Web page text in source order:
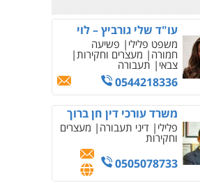
עו"ד שלי גורביץ – לוי
משפט פלילי פשיעה
חמורה מעצרים וחקירות
צבאי תעבורה
0544218336
משרד עורכי דין חן ברוך
פלילי דיני תעבורה מעצרים
וחקירות
0505078733